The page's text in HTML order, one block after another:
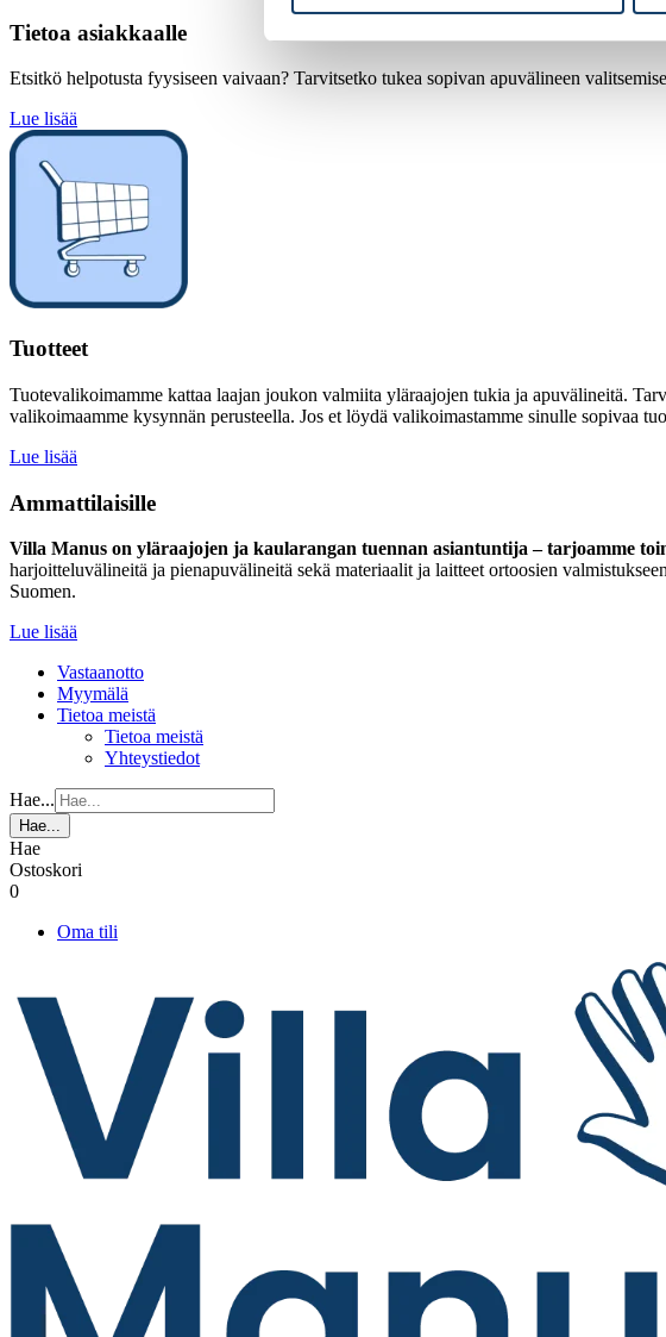
Tietoa asiakkaalle
Etsitkö helpotusta fyysiseen vaivaan? Tarvitsetko tukea sopivan apuvälineen
Lue lisää
Tuotteet
Tuotevalikoimamme kattaa laajan joukon valmiita yläraajojen tukia ja apuvälineitä.
valikoimaamme kysynnän perusteella. Jos et löydä valikoimastamme sinulle sopivaa
Lue lisää
Ammattilaisille
Villa Manus on yläraajojen ja kaularangan tuennan asiantuntija – tarjoamme
harjoitteluvälineitä ja pienapuvälineitä sekä materiaalit ja laitteet ortoosien
Suomen.
Lue lisää
Vastaanotto
Myymälä
Tietoa meistä
Tietoa meistä
Yhteystiedot
Hae...
Hae...
Hae
Ostoskori
0
Oma tili